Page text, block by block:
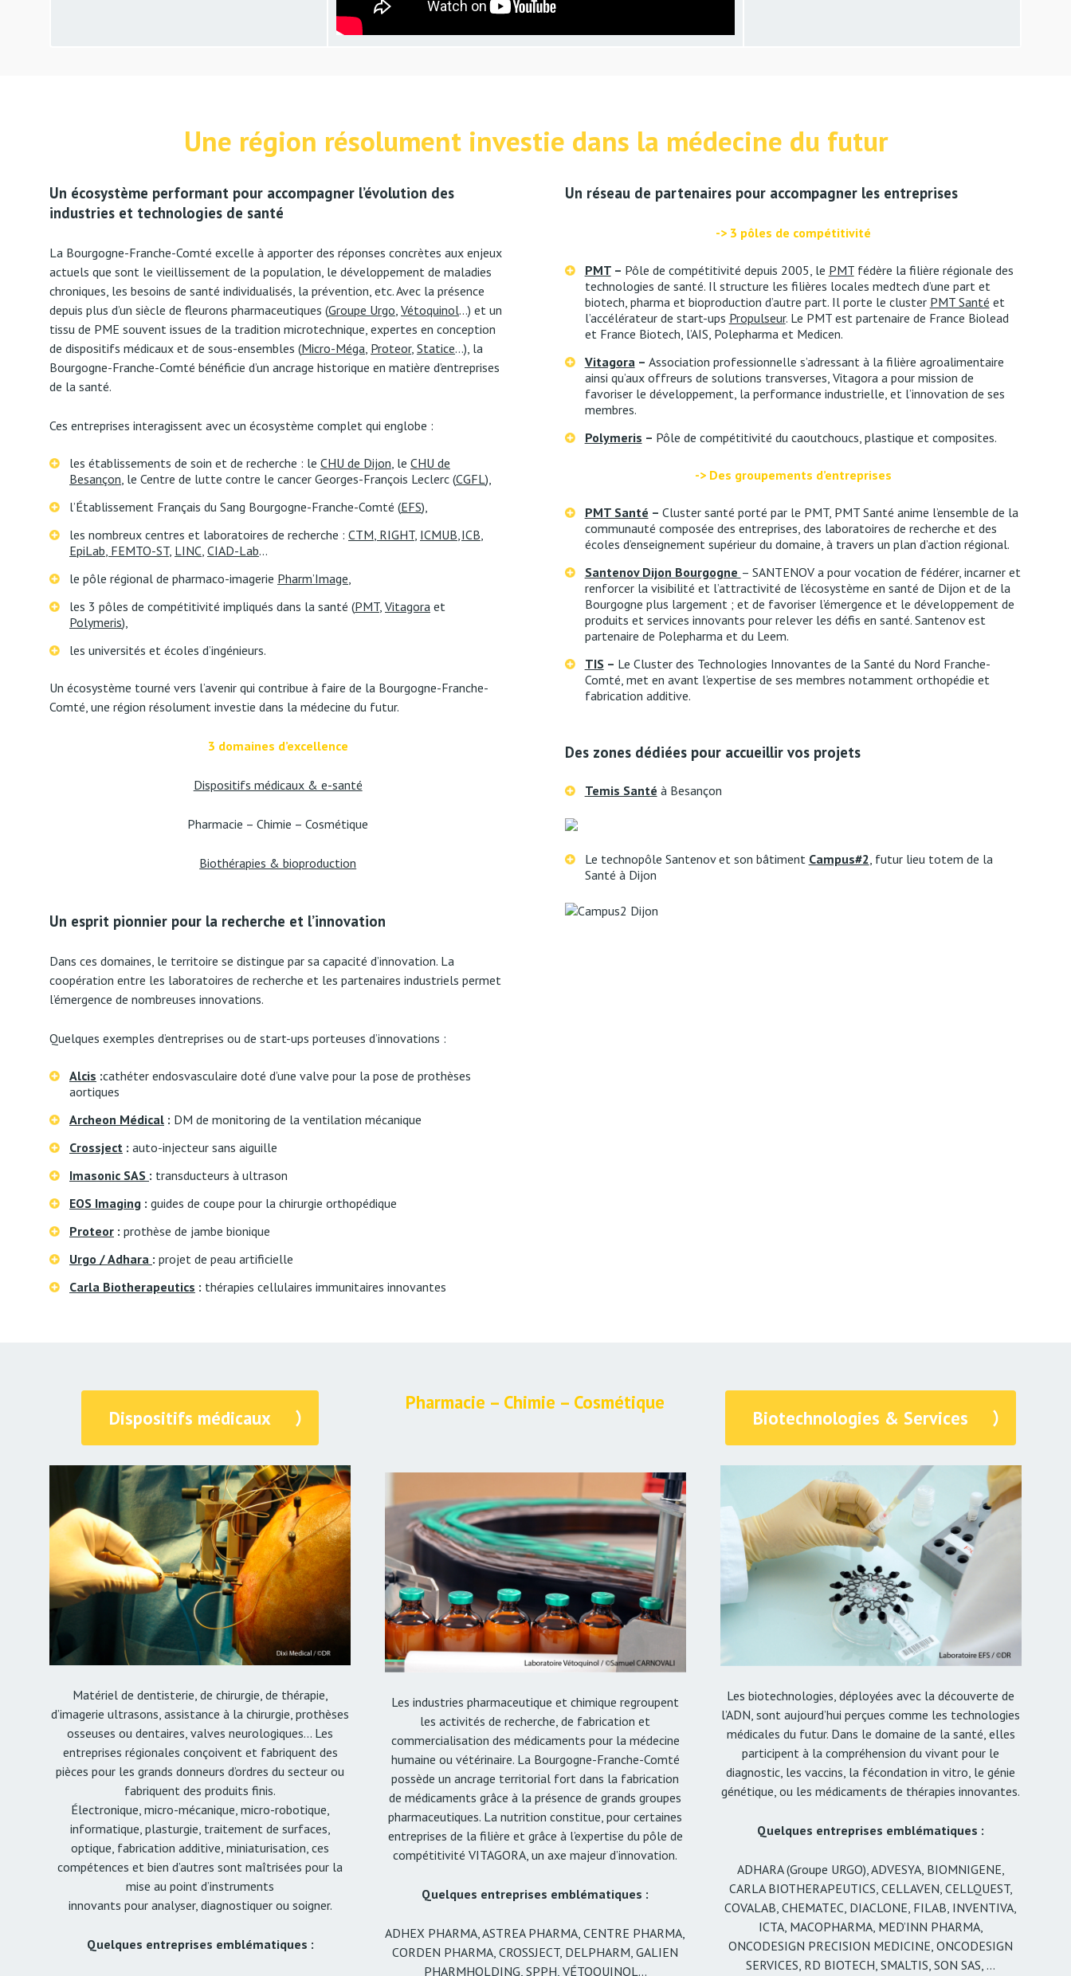
Une région résolument investie dans la médecine du futur
Un écosystème performant pour accompagner l’évolution des
industries et technologies de santé
La Bourgogne-Franche-Comté excelle à apporter des réponses concrètes aux enjeux
actuels que sont le vieillissement de la population, le développement de maladies
chroniques, les besoins de santé individualisés, la prévention, etc. Avec la présence
depuis plus d’un siècle de fleurons pharmaceutiques (Groupe Urgo, Vétoquinol…) et un
tissu de PME souvent issues de la tradition microtechnique, expertes en conception
de dispositifs médicaux et de sous-ensembles (Micro-Méga, Proteor, Statice…), la
Bourgogne-Franche-Comté bénéficie d’un ancrage historique en matière d’entreprises
de la santé.
Ces entreprises interagissent avec un écosystème complet qui englobe :
les établissements de soin et de recherche : le CHU de Dijon, le CHU de
Besançon, le Centre de lutte contre le cancer Georges-François Leclerc (CGFL),
l’Établissement Français du Sang Bourgogne-Franche-Comté (EFS),
les nombreux centres et laboratoires de recherche : CTM, RIGHT, ICMUB,ICB,
EpiLab, FEMTO-ST, LINC, CIAD-Lab…
le pôle régional de pharmaco-imagerie Pharm’Image,
les 3 pôles de compétitivité impliqués dans la santé (PMT, Vitagora et
Polymeris),
les universités et écoles d’ingénieurs.
Un écosystème tourné vers l’avenir qui contribue à faire de la Bourgogne-Franche-
Comté, une région résolument investie dans la médecine du futur.
3 domaines d’excellence
Dispositifs médicaux & e-santé
Pharmacie – Chimie – Cosmétique
Biothérapies & bioproduction
Un esprit pionnier pour la recherche et l’innovation
Dans ces domaines, le territoire se distingue par sa capacité d’innovation. La
coopération entre les laboratoires de recherche et les partenaires industriels permet
l’émergence de nombreuses innovations.
Quelques exemples d’entreprises ou de start-ups porteuses d’innovations :
Alcis :cathéter endosvasculaire doté d’une valve pour la pose de prothèses
aortiques
Archeon Médical : DM de monitoring de la ventilation mécanique
Crossject : auto-injecteur sans aiguille
Imasonic SAS : transducteurs à ultrason
EOS Imaging : guides de coupe pour la chirurgie orthopédique
Proteor : prothèse de jambe bionique
Urgo / Adhara : projet de peau artificielle
Carla Biotherapeutics : thérapies cellulaires immunitaires innovantes
Un réseau de partenaires pour accompagner les entreprises
-> 3 pôles de compétitivité
PMT– Pôle de compétitivité depuis 2005, le PMTfédère la filière régionale des
technologies de santé. Il structure les filières locales medtech d’une part et
biotech, pharma et bioproduction d’autre part. Il porte le cluster PMT Santé et
l’accélérateur de start-ups Propulseur. Le PMT est partenaire de France Biolead
et France Biotech, l’AIS, Polepharma et Medicen.
Vitagora– Association professionnelle s’adressant à la filière agroalimentaire
ainsi qu’aux offreurs de solutions transverses, Vitagora a pour mission de
favoriser le développement, la performance industrielle, et l’innovation de ses
membres.
Polymeris – Pôle de compétitivité du caoutchoucs, plastique et composites.
-> Des groupements d’entreprises
PMT Santé – Cluster santé porté par le PMT, PMT Santé anime l’ensemble de la
communauté composée des entreprises, des laboratoires de recherche et des
écoles d’enseignement supérieur du domaine, à travers un plan d’action régional.
Santenov Dijon Bourgogne – SANTENOV a pour vocation de fédérer, incarner et
renforcer la visibilité et l’attractivité de l’écosystème en santé de Dijon et de la
Bourgogne plus largement ; et de favoriser l’émergence et le développement de
produits et services innovants pour relever les défis en santé. Santenov est
partenaire de Polepharma et du Leem.
TIS – Le Cluster des Technologies Innovantes de la Santé du Nord Franche-
Comté, met en avant l’expertise de ses membres notamment orthopédie et
fabrication additive.
Des zones dédiées pour accueillir vos projets
Temis Santé à Besançon
Le technopôle Santenov et son bâtiment Campus#2, futur lieu totem de la
Santé à Dijon
Dispositifs médicaux
Matériel de dentisterie, de chirurgie, de thérapie,
d’imagerie ultrasons, assistance à la chirurgie, prothèses
osseuses ou dentaires, valves neurologiques… Les
entreprises régionales conçoivent et fabriquent des
pièces pour les grands donneurs d’ordres du secteur ou
fabriquent des produits finis.
Électronique, micro-mécanique, micro-robotique,
informatique, plasturgie, traitement de surfaces,
optique, fabrication additive, miniaturisation, ces
compétences et bien d’autres sont maîtrisées pour la
mise au point d’instruments
innovants pour analyser, diagnostiquer ou soigner.
Quelques entreprises emblématiques :
Pharmacie – Chimie – Cosmétique
Les industries pharmaceutique et chimique regroupent
les activités de recherche, de fabrication et
commercialisation des médicaments pour la médecine
humaine ou vétérinaire. La Bourgogne-Franche-Comté
possède un ancrage territorial fort dans la fabrication
de médicaments grâce à la présence de grands groupes
pharmaceutiques. La nutrition constitue, pour certaines
entreprises de la filière et grâce à l’expertise du pôle de
compétitivité VITAGORA, un axe majeur d’innovation.
Quelques entreprises emblématiques :
ADHEX PHARMA, ASTREA PHARMA, CENTRE PHARMA,
CORDEN PHARMA, CROSSJECT, DELPHARM, GALIEN
PHARMHOLDING, SPPH, VÉTOQUINOL…
Biotechnologies & Services
Les biotechnologies, déployées avec la découverte de
l’ADN, sont aujourd’hui perçues comme les technologies
médicales du futur. Dans le domaine de la santé, elles
participent à la compréhension du vivant pour le
diagnostic, les vaccins, la fécondation in vitro, le génie
génétique, ou les médicaments de thérapies innovantes.
Quelques entreprises emblématiques :
ADHARA (Groupe URGO), ADVESYA, BIOMNIGENE,
CARLA BIOTHERAPEUTICS, CELLAVEN, CELLQUEST,
COVALAB, CHEMATEC, DIACLONE, FILAB, INVENTIVA,
ICTA, MACOPHARMA, MED’INN PHARMA,
ONCODESIGN PRECISION MEDICINE, ONCODESIGN
SERVICES, RD BIOTECH, SMALTIS, SON SAS, …